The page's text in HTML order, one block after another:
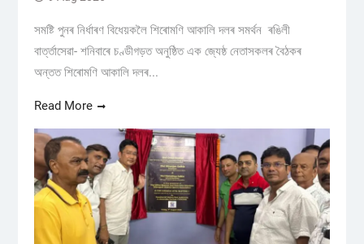
সমষ্টি পুনৰ নিৰ্ধাৰণ বিধেয়কলৈ শিৰোমণি আকালি দলৰ সমর্থন ৰঙিলী
বাৰ্ত্তাসেৱা- শনিবাৰে চণ্ডীগড়ত অনুষ্ঠিত এক জ্যেষ্ঠ নেতাসকলৰ বৈঠকৰ
অন্তত শিৰোমণি আকালি দলৰ...
Read More